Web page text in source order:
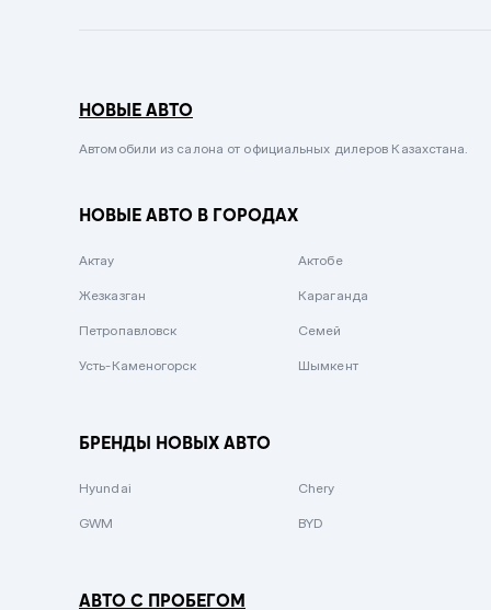
Сиреневый металлик
Вишневый
Зеленый металлик
НОВЫЕ АВТО
Автомобили из салона от официальных дилеров Казахстана.
НОВЫЕ АВТО В ГОРОДАХ
Актау Актобе
Жезказган Караганда
Петропавловск Семей
Усть-Каменогорск Шымкент
БРЕНДЫ НОВЫХ АВТО
Hyundai Chery
GWM BYD
АВТО С ПРОБЕГОМ